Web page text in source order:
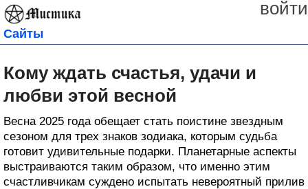
войти
Сайты
Кому ждать счастья, удачи и
любви этой весной
Весна 2025 года обещает стать поистине звездным
сезоном для трех знаков зодиака, которым судьба
готовит удивительные подарки. Планетарные аспекты
выстраиваются таким образом, что именно этим
счастливчикам суждено испытать невероятный прилив